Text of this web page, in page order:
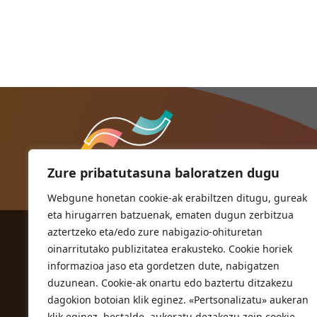
Zure pribatutasuna baloratzen dugu
Webgune honetan cookie-ak erabiltzen ditugu, gureak
eta hirugarren batzuenak, ematen dugun zerbitzua
aztertzeko eta/edo zure nabigazio-ohituretan
oinarritutako publizitatea erakusteko. Cookie horiek
informazioa jaso eta gordetzen dute, nabigatzen
duzunean. Cookie-ak onartu edo baztertu ditzakezu
dagokion botoian klik eginez. «Pertsonalizatu» aukeran
ORIOKO UDALA
Herriko plaza,1
20810 Orio (Gipuzkoa)
T. 943 83 03 46